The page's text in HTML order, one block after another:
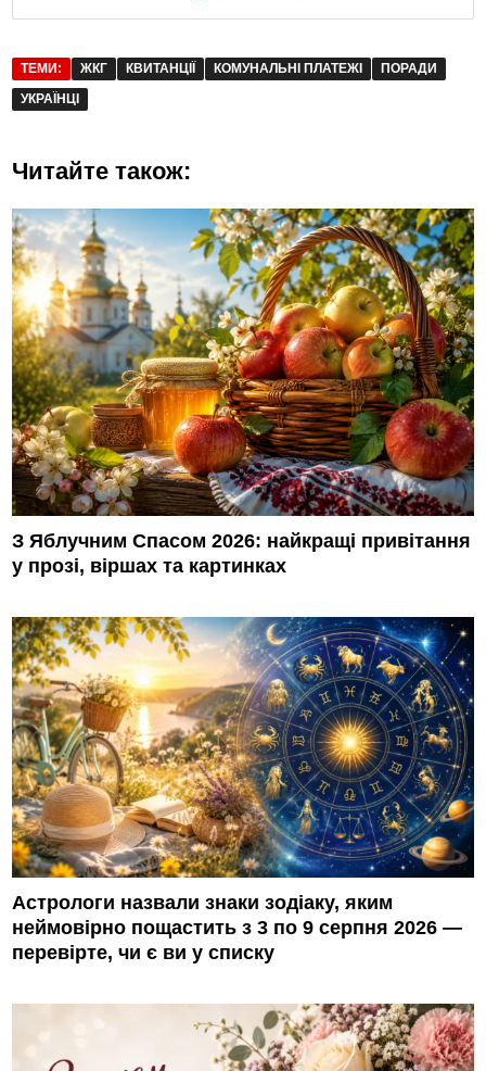
ТЕМИ: ЖКГ КВИТАНЦІЇ КОМУНАЛЬНІ ПЛАТЕЖІ
ПОРАДИ
УКРАЇНЦІ
Читайте також:
З Яблучним Спасом 2026: найкращі привітання
у прозі, віршах та картинках
Астрологи назвали знаки зодіаку, яким
неймовірно пощастить з 3 по 9 серпня 2026 —
перевірте, чи є ви у списку